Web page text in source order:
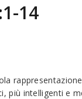
14
intelligenti e